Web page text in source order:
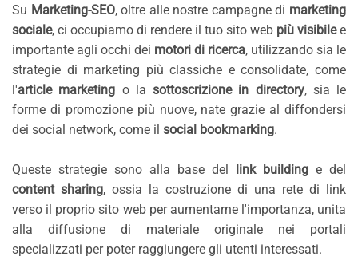
Su Marketing-SEO, oltre alle nostre campagne di marketing
sociale, ci occupiamo di rendere il tuo sito web più visibilee
importante agli occhi dei motori di ricerca, utilizzando sia le
strategie di marketing più classiche e consolidate, come
l'article marketing o la sottoscrizione in directory, sia le
forme di promozione più nuove, nate grazie al diffondersi
dei social network, come il social bookmarking.
Queste strategie sono alla base del link building e del
content sharing, ossia la costruzione di una rete di link
verso il proprio sito web per aumentarne l'importanza, unita
alla diffusione di materiale originale nei portali
specializzati per poter raggiungere gli utenti interessati.